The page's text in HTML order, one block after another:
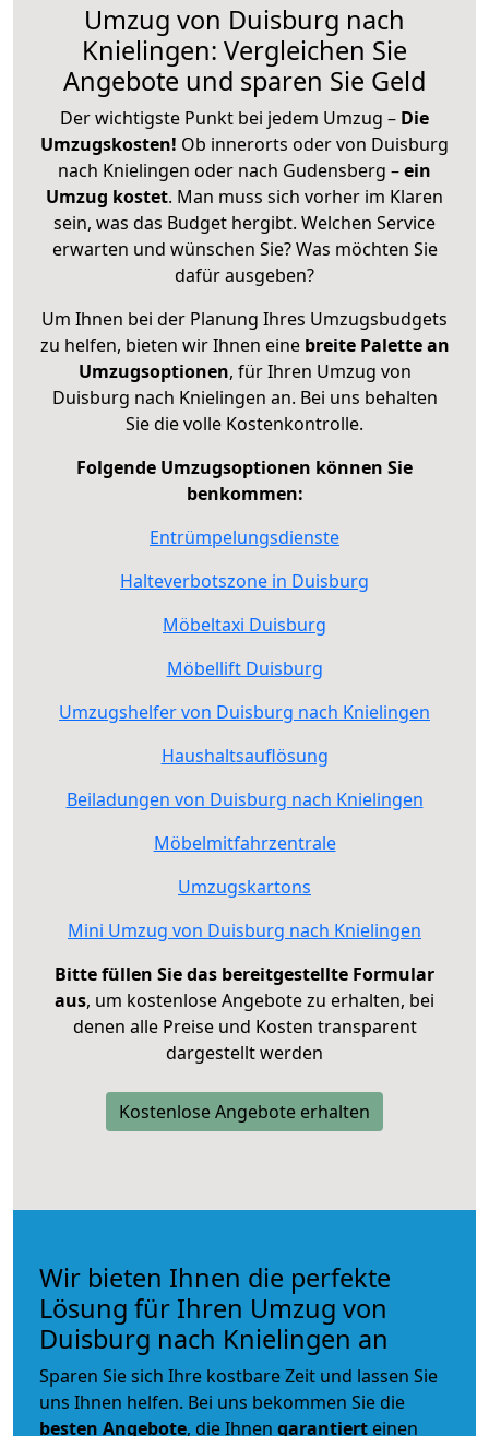
Umzug von Duisburg nach
Knielingen: Vergleichen Sie
Angebote und sparen Sie Geld
Der wichtigste Punkt bei jedem Umzug – Die
Umzugskosten! Ob innerorts oder von Duisburg
nach Knielingen oder nach Gudensberg –ein
Umzug kostet. Man muss sich vorher im Klaren
sein, was das Budget hergibt. Welchen Service
erwarten und wünschen Sie? Was möchten Sie
dafür ausgeben?
Um Ihnen bei der Planung Ihres Umzugsbudgets
zu helfen, bieten wir Ihnen eine breite Palette an
Umzugsoptionen, für Ihren Umzug von
Duisburg nach Knielingen an. Bei uns behalten
Sie die volle Kostenkontrolle.
Folgende Umzugsoptionen können Sie
benkommen:
Entrümpelungsdienste
Halteverbotszone in Duisburg
Möbeltaxi Duisburg
Möbellift Duisburg
Umzugshelfer von Duisburg nach Knielingen
Haushaltsauflösung
Beiladungen von Duisburg nach Knielingen
Möbelmitfahrzentrale
Umzugskartons
Mini Umzug von Duisburg nach Knielingen
Bitte füllen Sie das bereitgestellte Formular
aus, um kostenlose Angebote zu erhalten, bei
denen alle Preise und Kosten transparent
dargestellt werden
Kostenlose Angebote erhalten
Wir bieten Ihnen die perfekte
Lösung für Ihren Umzug von
Duisburg nach Knielingen an
Sparen Sie sich Ihre kostbare Zeit und lassen Sie
uns Ihnen helfen. Bei uns bekommen Sie die
besten Angebote, die Ihnen garantiert einen